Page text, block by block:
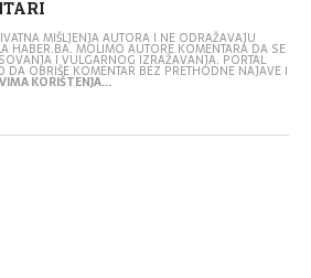
MIŠLJENJA AUTORA I NE ODRAŽAVAJU
HABER.BA. MOLIMO AUTORE KOMENTARA DA SE
I VULGARNOG IZRAŽAVANJA. PORTAL
OBRIŠE KOMENTAR BEZ PRETHODNE NAJAVE I
KORIŠTENJA...